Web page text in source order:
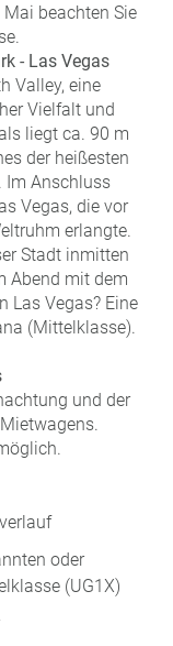
beachten Sie
- Las Vegas
Valley, eine
Vielfalt und
liegt ca. 90 m
der heißesten
Im Anschluss
Vegas, die vor
erlangte.
Stadt inmitten
Abend mit dem
Las Vegas? Eine
(Mittelklasse).
und der
oder
(UG1X)